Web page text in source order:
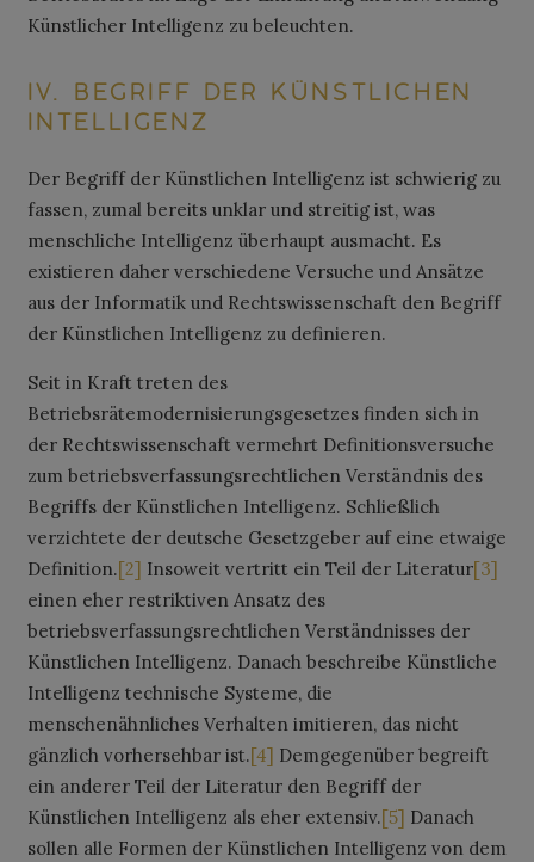
Künstlicher Intelligenz zu beleuchten.
IV. BEGRIFF DER KÜNSTLICHEN
INTELLIGENZ
Der Begriff der Künstlichen Intelligenz ist schwierig zu
fassen, zumal bereits unklar und streitig ist, was
menschliche Intelligenz überhaupt ausmacht. Es
existieren daher verschiedene Versuche und Ansätze
aus der Informatik und Rechtswissenschaft den Begriff
der Künstlichen Intelligenz zu definieren.
Seit in Kraft treten des
Betriebsrätemodernisierungsgesetzes finden sich in
der Rechtswissenschaft vermehrt Definitionsversuche
zum betriebsverfassungsrechtlichen Verständnis des
Begriffs der Künstlichen Intelligenz. Schließlich
verzichtete der deutsche Gesetzgeber auf eine etwaige
Definition.[2] Insoweit vertritt ein Teil der Literatur[3]
einen eher restriktiven Ansatz des
betriebsverfassungsrechtlichen Verständnisses der
Künstlichen Intelligenz. Danach beschreibe Künstliche
Intelligenz technische Systeme, die
menschenähnliches Verhalten imitieren, das nicht
gänzlich vorhersehbar ist.[4] Demgegenüber begreift
ein anderer Teil der Literatur den Begriff der
Künstlichen Intelligenz als eher extensiv.[5] Danach
sollen alle Formen der Künstlichen Intelligenz von dem